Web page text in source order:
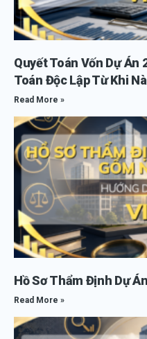
Quyết Toán Vốn Dự Án
Toán Độc Lập Từ Khi
Read More »
Hồ Sơ Thẩm Định Dự
Read More »